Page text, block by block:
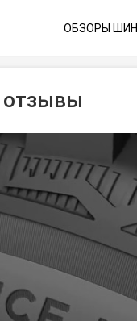
ОБЗОРЫ ШИН
отзывы